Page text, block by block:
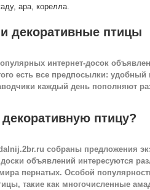
ара, корелла.
декоративные птицы
интернет-досок
есть все предпосылки:
каждый день пополняют
декоративную птицу?
собраны предложения
доски объявлений интересуются
мира пернатых. Особой
такие как многочисленные